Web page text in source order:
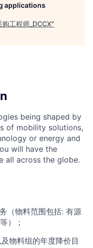
applications
购工程师_DCCX"
being shaped by
of mobility solutions,
or energy and
will have the
all across the globe.
（物料范围包括: 有源
）；
物料组的年度降价目